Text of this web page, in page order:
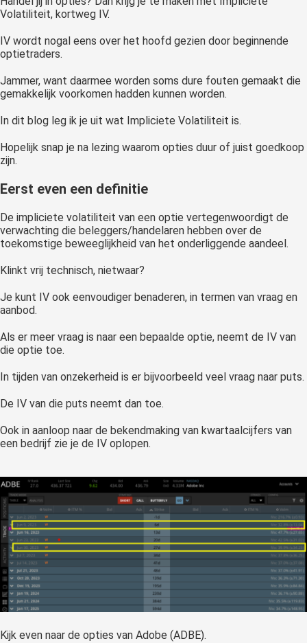
Volatiliteit, kortweg IV.
IV wordt nogal eens over het hoofd gezien door beginnende
optietraders.
Jammer, want daarmee worden soms dure fouten gemaakt die
gemakkelijk voorkomen hadden kunnen worden.
In dit blog leg ik je uit wat Impliciete Volatiliteit is.
Hopelijk snap je na lezing waarom opties duur of juist goedkoop
zijn.
Eerst even een definitie
De impliciete volatiliteit van een optie vertegenwoordigt de
verwachting die beleggers/handelaren hebben over de
toekomstige beweeglijkheid van het onderliggende aandeel.
Klinkt vrij technisch, nietwaar?
Je kunt IV ook eenvoudiger benaderen, in termen van vraag en
aanbod.
Als er meer vraag is naar een bepaalde optie, neemt de IV van
die optie toe.
In tijden van onzekerheid is er bijvoorbeeld veel vraag naar puts.
De IV van die puts neemt dan toe.
Ook in aanloop naar de bekendmaking van kwartaalcijfers van
een bedrijf zie je de IV oplopen.
Kijk even naar de opties van Adobe (ADBE).
de
website-
van